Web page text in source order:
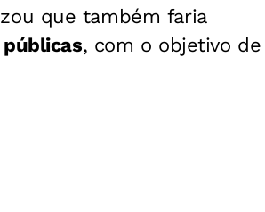
que também faria
públicas, com o objetivo de